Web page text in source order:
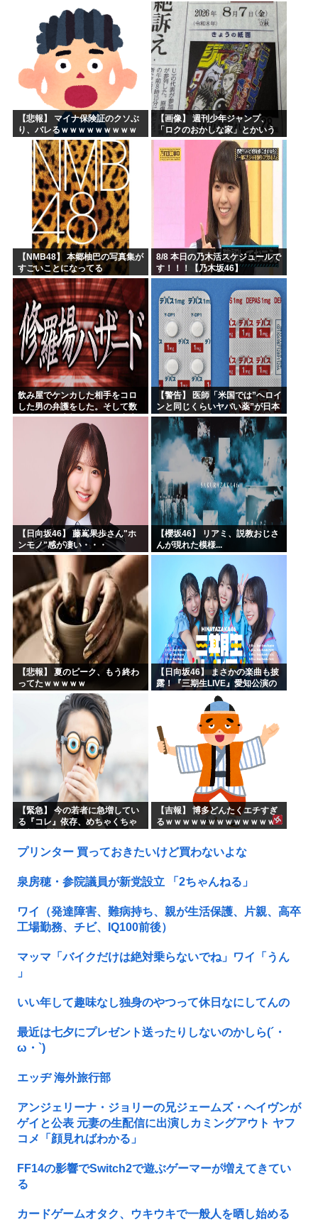
戦
【悲報】 マイナ保険証のクソぶ
り、バレるｗｗｗｗｗｗｗｗｗ
【画像】 週刊少年ジャンプ、
「ロクのおかしな家」とかいう
微妙な漫画を巻頭カラーにした
せいで100万部切る
【NMB48】 本郷柚巴の写真集が
すごいことになってる
8/8 本日の乃木活スケジュールで
す！！！【乃木坂46】
飲み屋でケンカした相手をコロ
した男の弁護をした。そして数
年後、因果応報を思わせる出来
【警告】 医師「米国では”ヘロイ
ンと同じくらいヤバい薬”が日本
では平気で処方されてる」
【日向坂46】 藤嶌果歩さん"ホ
ンモノ"感が凄い・・・
【櫻坂46】 リアミ、説教おじさ
んが現れた模様...
【悲報】 夏のピーク、もう終わ
ってたｗｗｗｗｗ
【日向坂46】 まさかの楽曲も披
露！『三期生LIVE』愛知公演の
【緊急】 今の若者に急増してい
る『コレ』依存、めちゃくちゃ
【吉報】 博多どんたくエチすぎ
るｗｗｗｗｗｗｗｗｗｗｗｗｗ
プリンター 買っておきたいけど買わないよな
泉房穂・参院議員が新党設立 「2ちゃんねる」
ワイ（発達障害、難病持ち、親が生活保護、片親、高卒
工場勤務、チビ、IQ100前後）
マッマ「バイクだけは絶対乗らないでね」ワイ「うん
」
いい年して趣味なし独身のやつって休日なにしてんの
最近は七夕にプレゼント送ったりしないのかしら(´・
ω・`)
エッヂ 海外旅行部
アンジェリーナ・ジョリーの兄ジェームズ・ヘイヴンが
ゲイと公表 元妻の生配信に出演しカミングアウト ヤフ
コメ「顔見ればわかる」
FF14の影響でSwitch2で遊ぶゲーマーが増えてきてい
る
カードゲームオタク、ウキウキで一般人を晒し始める